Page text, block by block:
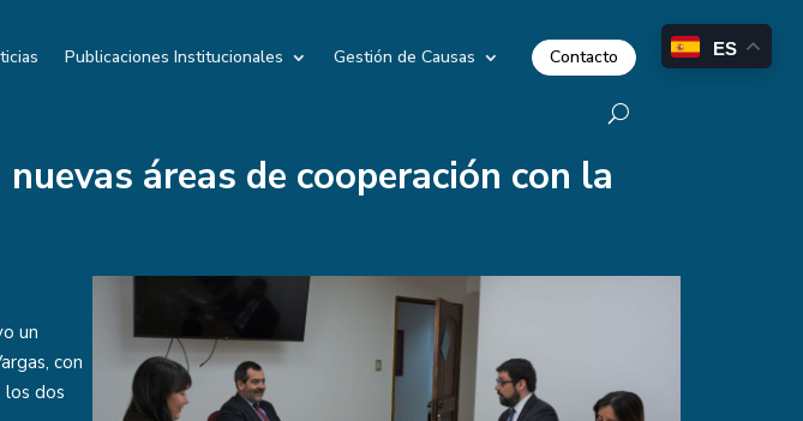
Publicaciones Institucionales Gestión de Causas Contacto
áreas de cooperación con la
un
con
dos
ES